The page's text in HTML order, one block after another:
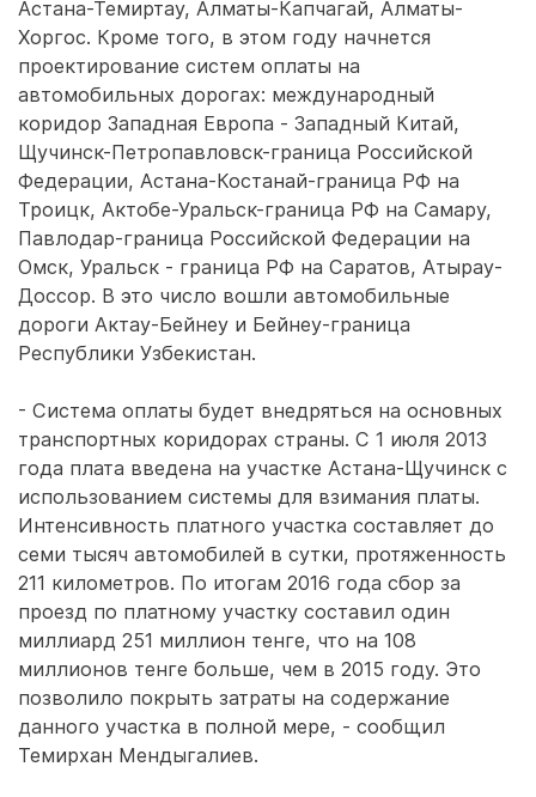
Астана-Темиртау, Алматы-Капчагай, Алматы-
Хоргос. Кроме того, в этом году начнется
проектирование систем оплаты на
автомобильных дорогах: международный
коридор Западная Европа - Западный Китай,
Щучинск-Петропавловск-граница Российской
Федерации, Астана-Костанай-граница РФ на
Троицк, Актобе-Уральск-граница РФ на Самару,
Павлодар-граница Российской Федерации на
Омск, Уральск - граница РФ на Саратов, Атырау-
Доссор. В это число вошли автомобильные
дороги Актау-Бейнеу и Бейнеу-граница
Республики Узбекистан.
- Система оплаты будет внедряться на основных
транспортных коридорах страны. С 1 июля 2013
года плата введена на участке Астана-Щучинск с
использованием системы для взимания платы.
Интенсивность платного участка составляет до
семи тысяч автомобилей в сутки, протяженность
211 километров. По итогам 2016 года сбор за
проезд по платному участку составил один
миллиард 251 миллион тенге, что на 108
миллионов тенге больше, чем в 2015 году. Это
позволило покрыть затраты на содержание
данного участка в полной мере, - сообщил
Темирхан Мендыгалиев.